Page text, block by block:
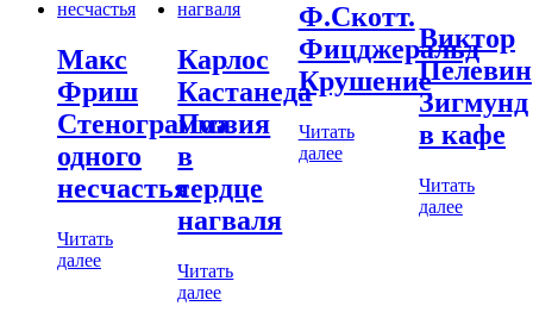
Макс
Фриш
Стенограмма
одного
несчастья
Читать
далее
Карлос
Кастанеда
Поэзия
в
сердце
нагваля
Читать
далее
Ф.Скотт.
Фицджеральд
Крушение
Читать
далее
Виктор
Пелевин
Зигмунд
в кафе
Читать
далее